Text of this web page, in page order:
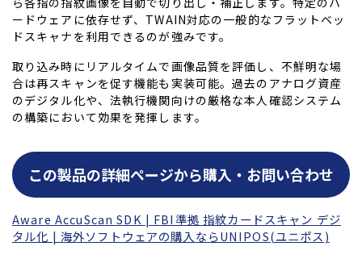
ードウェアに依存せず、TWAIN対応の一般的なフラットベッ
ドスキャナを利用できるのが強みです。
取り込み時にリアルタイムで画像品質を評価し、不鮮明な場
合は再スキャンを促す機能も実装可能。過去のアナログ資産
のデジタル化や、法執行機関向けの厳格な本人確認システム
の構築において効果を発揮します。
この製品の詳細ページから購入・お問い合わせ
Aware AccuScan SDK | FBI準拠 指紋カードスキャン デジ
タル化 | 海外ソフトウェアの購入ならUNIPOS(ユニポス)